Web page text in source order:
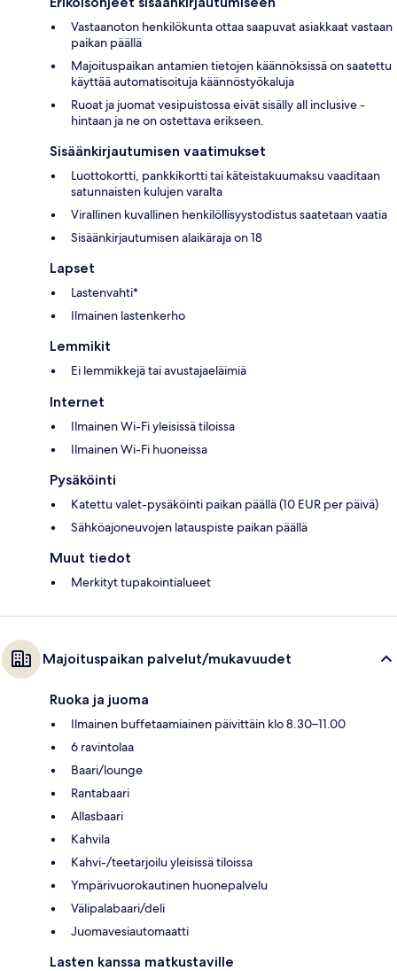
Vastaanoton henkilökunta ottaa saapuvat asiakkaat vastaan
paikan päällä
Majoituspaikan antamien tietojen käännöksissä on saatettu
käyttää automatisoituja käännöstyökaluja
Ruoat ja juomat vesipuistossa eivät sisälly all inclusive -
hintaan ja ne on ostettava erikseen.
Sisäänkirjautumisen vaatimukset
Luottokortti, pankkikortti tai käteistakuumaksu vaaditaan
satunnaisten kulujen varalta
Virallinen kuvallinen henkilöllisyystodistus saatetaan vaatia
Sisäänkirjautumisen alaikäraja on 18
Lapset
Lastenvahti*
Ilmainen lastenkerho
Lemmikit
Ei lemmikkejä tai avustajaeläimiä
Internet
Ilmainen Wi-Fi yleisissä tiloissa
Ilmainen Wi-Fi huoneissa
Pysäköinti
Katettu valet-pysäköinti paikan päällä (10 EUR per päivä)
Sähköajoneuvojen latauspiste paikan päällä
Muut tiedot
Merkityt tupakointialueet
Majoituspaikan palvelut/mukavuudet
Ruoka ja juoma
Ilmainen buffetaamiainen päivittäin klo 8.30–11.00
6 ravintolaa
Baari/lounge
Rantabaari
Allasbaari
Kahvila
Kahvi-/teetarjoilu yleisissä tiloissa
Ympärivuorokautinen huonepalvelu
Välipalabaari/deli
Juomavesiautomaatti
Lasten kanssa matkustaville